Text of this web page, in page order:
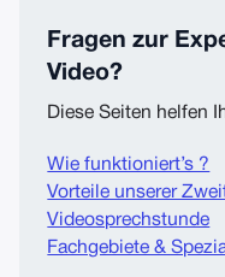
Fragen zur
Video?
Diese Seiten helfen
Wie funktioniert’s ?
Vorteile unserer
Videosprechstunde
Fachgebiete &